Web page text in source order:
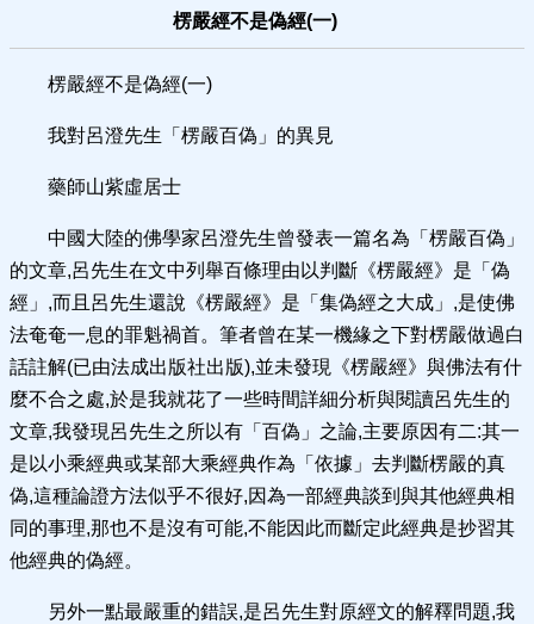
楞嚴經不是偽經(一)
楞嚴經不是偽經(一)
我對呂澄先生「楞嚴百偽」的異見
藥師山紫虛居士
中國大陸的佛學家呂澄先生曾發表一篇名為「楞嚴百偽」
的文章,呂先生在文中列舉百條理由以判斷《楞嚴經》是「偽
經」,而且呂先生還說《楞嚴經》是「集偽經之大成」,是使佛
法奄奄一息的罪魁禍首。筆者曾在某一機緣之下對楞嚴做過白
話註解(已由法成出版社出版),並未發現《楞嚴經》與佛法有什
麼不合之處,於是我就花了一些時間詳細分析與閱讀呂先生的
文章,我發現呂先生之所以有「百偽」之論,主要原因有二:其一
是以小乘經典或某部大乘經典作為「依據」去判斷楞嚴的真
偽,這種論證方法似乎不很好,因為一部經典談到與其他經典相
同的事理,那也不是沒有可能,不能因此而斷定此經典是抄習其
他經典的偽經。
另外一點最嚴重的錯誤,是呂先生對原經文的解釋問題,我